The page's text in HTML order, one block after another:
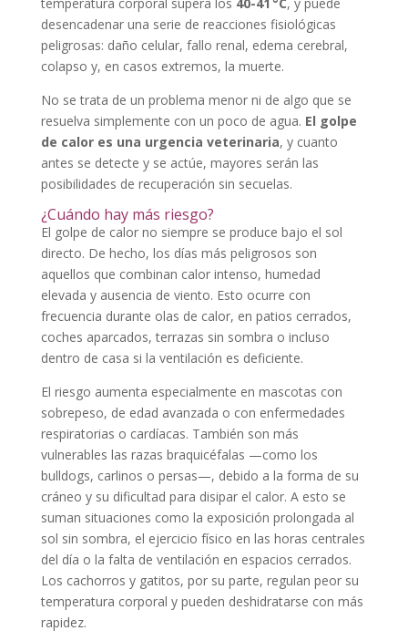
desencadenar una serie de reacciones fisiológicas
peligrosas: daño celular, fallo renal, edema cerebral,
colapso y, en casos extremos, la muerte.
No se trata de un problema menor ni de algo que se
resuelva simplemente con un poco de agua. El golpe
de calor es una urgencia veterinaria, y cuanto
antes se detecte y se actúe, mayores serán las
posibilidades de recuperación sin secuelas.
¿Cuándo hay más riesgo?
El golpe de calor no siempre se produce bajo el sol
directo. De hecho, los días más peligrosos son
aquellos que combinan calor intenso, humedad
elevada y ausencia de viento. Esto ocurre con
frecuencia durante olas de calor, en patios cerrados,
coches aparcados, terrazas sin sombra o incluso
dentro de casa si la ventilación es deficiente.
El riesgo aumenta especialmente en mascotas con
sobrepeso, de edad avanzada o con enfermedades
respiratorias o cardíacas. También son más
vulnerables las razas braquicéfalas —como los
bulldogs, carlinos o persas—, debido a la forma de su
cráneo y su dificultad para disipar el calor. A esto se
suman situaciones como la exposición prolongada al
sol sin sombra, el ejercicio físico en las horas centrales
del día o la falta de ventilación en espacios cerrados.
Los cachorros y gatitos, por su parte, regulan peor su
temperatura corporal y pueden deshidratarse con más
rapidez.